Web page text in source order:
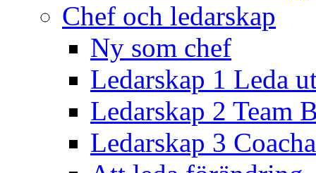
Chef och ledarskap
Ny som chef
Ledarskap 1 Leda
Ledarskap 2 Team
Ledarskap 3